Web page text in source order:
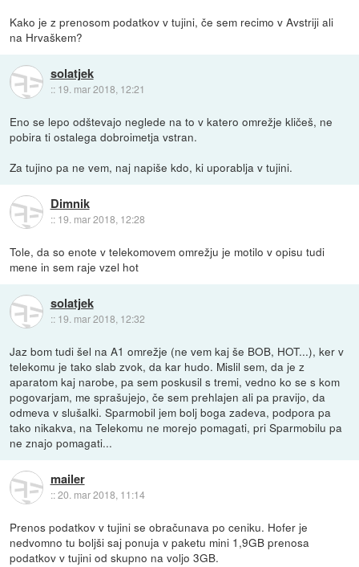
Kako je z prenosom podatkov v tujini, če sem recimo v Avstriji ali
na Hrvaškem?
solatjek
:: 19. mar 2018, 12:21
Eno se lepo odštevajo neglede na to v katero omrežje kličeš, ne
pobira ti ostalega dobroimetja vstran.
Za tujino pa ne vem, naj napiše kdo, ki uporablja v tujini.
Dimnik
:: 19. mar 2018, 12:28
Tole, da so enote v telekomovem omrežju je motilo v opisu tudi
mene in sem raje vzel hot
solatjek
:: 19. mar 2018, 12:32
Jaz bom tudi šel na A1 omrežje (ne vem kaj še BOB, HOT...), ker v
telekomu je tako slab zvok, da kar hudo. Mislil sem, da je z
aparatom kaj narobe, pa sem poskusil s tremi, vedno ko se s kom
pogovarjam, me sprašujejo, če sem prehlajen ali pa pravijo, da
odmeva v slušalki. Sparmobil jem bolj boga zadeva, podpora pa
tako nikakva, na Telekomu ne morejo pomagati, pri Sparmobilu pa
ne znajo pomagati...
mailer
::20. mar 2018, 11:14
Prenos podatkov v tujini se obračunava po ceniku. Hofer je
nedvomno tu boljši saj ponuja v paketu mini 1,9GB prenosa
podatkov v tujini od skupno na voljo 3GB.